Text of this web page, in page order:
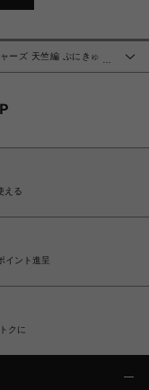
ーズ 天竺編 ぷにきゅ～
える
イント進呈
クに